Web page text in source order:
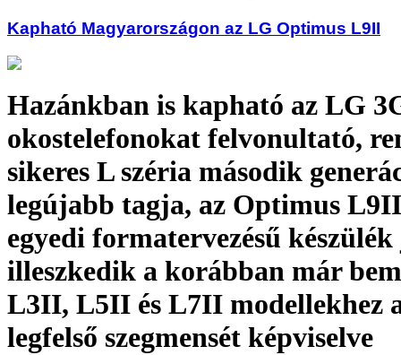
Kapható Magyarországon az LG Optimus L9II
Hazánkban is kapható az LG
okostelefonokat felvonultató,
sikeres L széria második
legújabb tagja, az Optimus
egyedi formatervezésű
illeszkedik a korábban már
L3II, L5II és L7II modellekhez
legfelső szegmensét képviselve